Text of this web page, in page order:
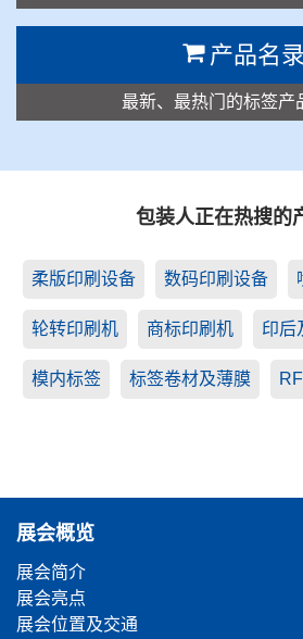
产品名录
最新、最热门的标签产
包装人正在热搜的
柔版印刷设备 数码印刷设备
轮转印刷机 商标印刷机 印后
模内标签 标签卷材及薄膜
展会概览
展会简介
展会亮点
展会位置及交通